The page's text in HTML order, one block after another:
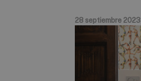
28 septiembre 2023